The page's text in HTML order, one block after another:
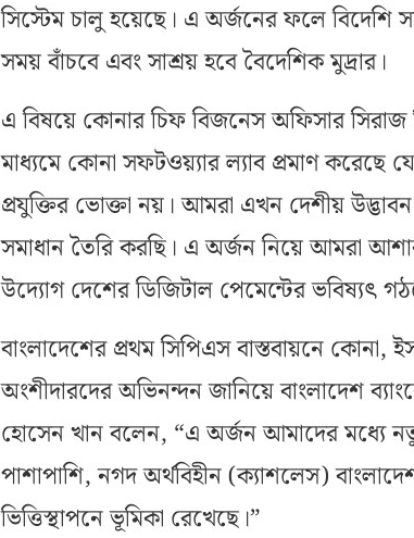
সিস্টেম চালু হয়েছে। এ অর্জনের ফলে বিদেশি
সময় বাঁচবে এবং সাশ্রয় হবে বৈদেশিক মুদ্রার।
এ বিষয়ে কোনার চিফ বিজনেস অফিসার
মাধ্যমে কোনা সফটওয়্যার ল্যাব প্রমাণ করেছে
প্রযুক্তির ভোক্তা নয়। আমরা এখন দেশীয় উদ্ভাবন
সমাধান তৈরি করছি। এ অর্জন নিয়ে আমরা
উদ্যোগ দেশের ডিজিটাল পেমেন্টের ভবিষ্যৎ
বাংলাদেশের প্রথম সিপিএস বাস্তবায়নে কোনা,
অংশীদারদের অভিনন্দন জানিয়ে বাংলাদেশ
হোসেন খান বলেন, “এ অর্জন আমাদের মধ্যে
পাশাপাশি, নগদ অর্থবিহীন (ক্যাশলেস)
ভিত্তিস্থাপনে ভূমিকা রেখেছে।”